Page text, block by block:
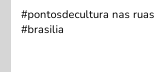
#pontosdecultura nas
#brasilia